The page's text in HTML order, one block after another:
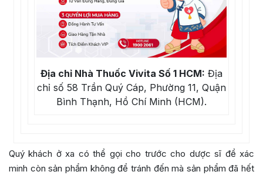
Địa chỉ Nhà Thuốc Vivita Số 1 HCM: Địa
chỉ số 58 Trần Quý Cáp, Phường 11, Quận
Bình Thạnh, Hồ Chí Minh (HCM).
Quý khách ở xa có thể gọi cho trước cho dược sĩ để xác
minh còn sản phẩm không để tránh đến mà sản phẩm đã hết